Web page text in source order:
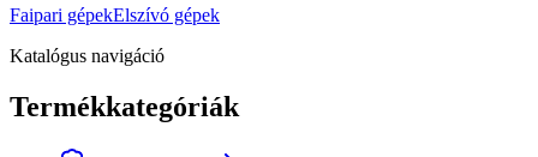
Faipari gépekElszívó gépek
Katalógus navigáció
Termékkategóriák